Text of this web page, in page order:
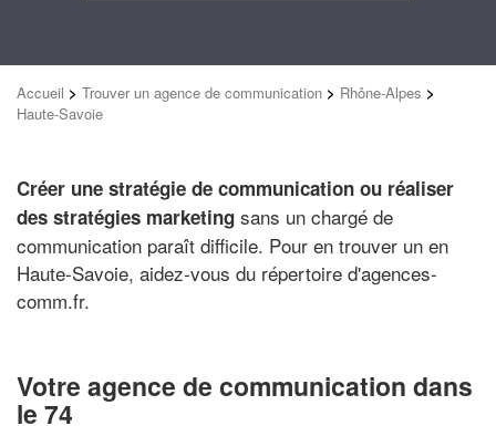
Accueil > Trouver un agence de communication > Rhône-Alpes >
Haute-Savoie
Créer une stratégie de communication ou réaliser
des stratégies marketing sans un chargé de
communication paraît difficile. Pour en trouver un en
Haute-Savoie, aidez-vous du répertoire d'agences-
comm.fr.
Votre agence de communication dans
le 74